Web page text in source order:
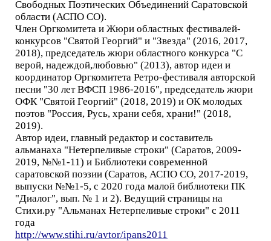
Свободных Поэтических Объединений Саратовской
области (АСПО СО).
Член Оргкомитета и Жюри областных фестивалей-
конкурсов "Святой Георгий" и "Звезда" (2016, 2017,
2018), председатель жюри областного конкурса "С
верой, надеждой,любовью" (2013), автор идеи и
координатор Оргкомитета Ретро-фестиваля авторской
песни "30 лет ВФСП 1986-2016", председатель жюри
ОФК "Святой Георгий" (2018, 2019) и ОК молодых
поэтов "Россия, Русь, храни себя, храни!" (2018,
2019).
Автор идеи, главный редактор и составитель
альманаха "Нетерпеливые строки" (Саратов, 2009-
2019, №№1-11) и Библиотеки современной
саратовской поэзии (Саратов, АСПО СО, 2017-2019,
выпуски №№1-5, с 2020 года малой библиотеки ПК
"Диалог", вып. № 1 и 2). Ведущий страницы на
Стихи.ру "Альманах Нетерпеливые строки" с 2011
года
http://www.stihi.ru/avtor/ipans2011